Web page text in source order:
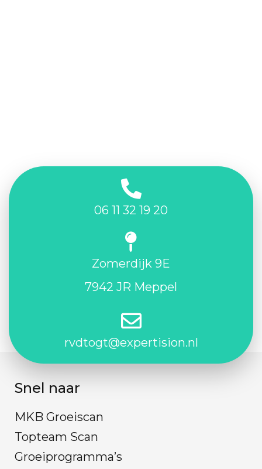
06 11 32 19 20
Zomerdijk 9E
7942 JR Meppel
rvdtogt@expertision.nl
Snel naar
MKB Groeiscan
Topteam Scan
Groeiprogramma’s